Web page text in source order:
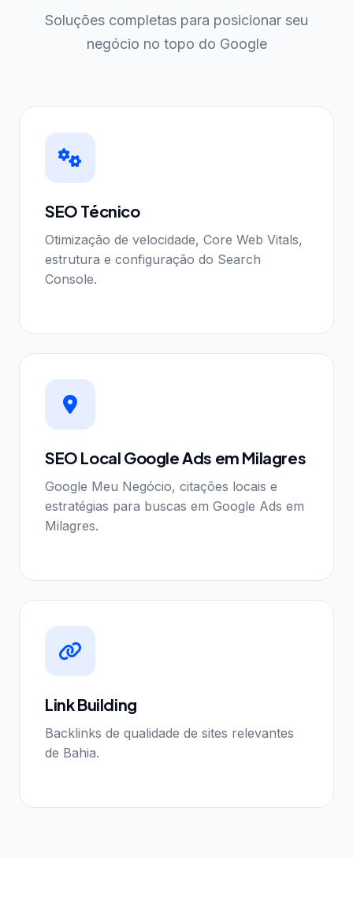
Soluções completas para posicionar seu
negócio no topo do Google
SEO Técnico
Otimização de velocidade, Core Web Vitals,
estrutura e configuração do Search
Console.
SEO Local Google Ads em Milagres
Google Meu Negócio, citações locais e
estratégias para buscas em Google Ads em
Milagres.
Link Building
Backlinks de qualidade de sites relevantes
de Bahia.